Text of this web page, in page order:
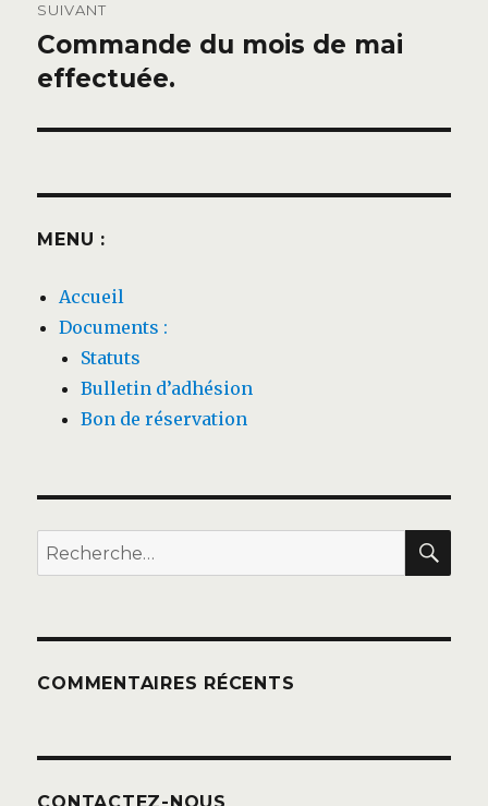
SUIVANT
Publication
suivante :
Commande du mois de mai
effectuée.
MENU :
Accueil
Documents :
Statuts
Bulletin d’adhésion
Bon de réservation
Recherche
pour :
COMMENTAIRES RÉCENTS